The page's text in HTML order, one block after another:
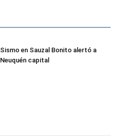
Sismo en Sauzal Bonito alertó a
Neuquén capital